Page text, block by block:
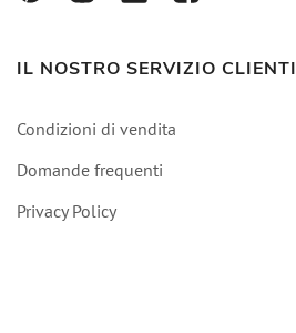
IL NOSTRO SERVIZIO CLIENTI
Condizioni di vendita
Domande frequenti
Privacy Policy